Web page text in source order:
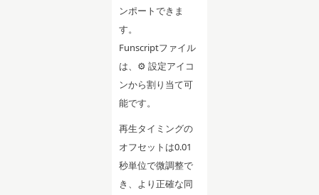
ンポートできま
す。
Funscriptファイル
は、⚙ 設定アイコ
ンから割り当て可
能です。
再生タイミングの
オフセットは0.01
秒単位で微調整で
き、より正確な同